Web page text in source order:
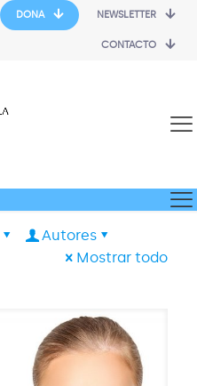
DONA NEWSLETTER
CONTACTO
Autores
Mostrar todo